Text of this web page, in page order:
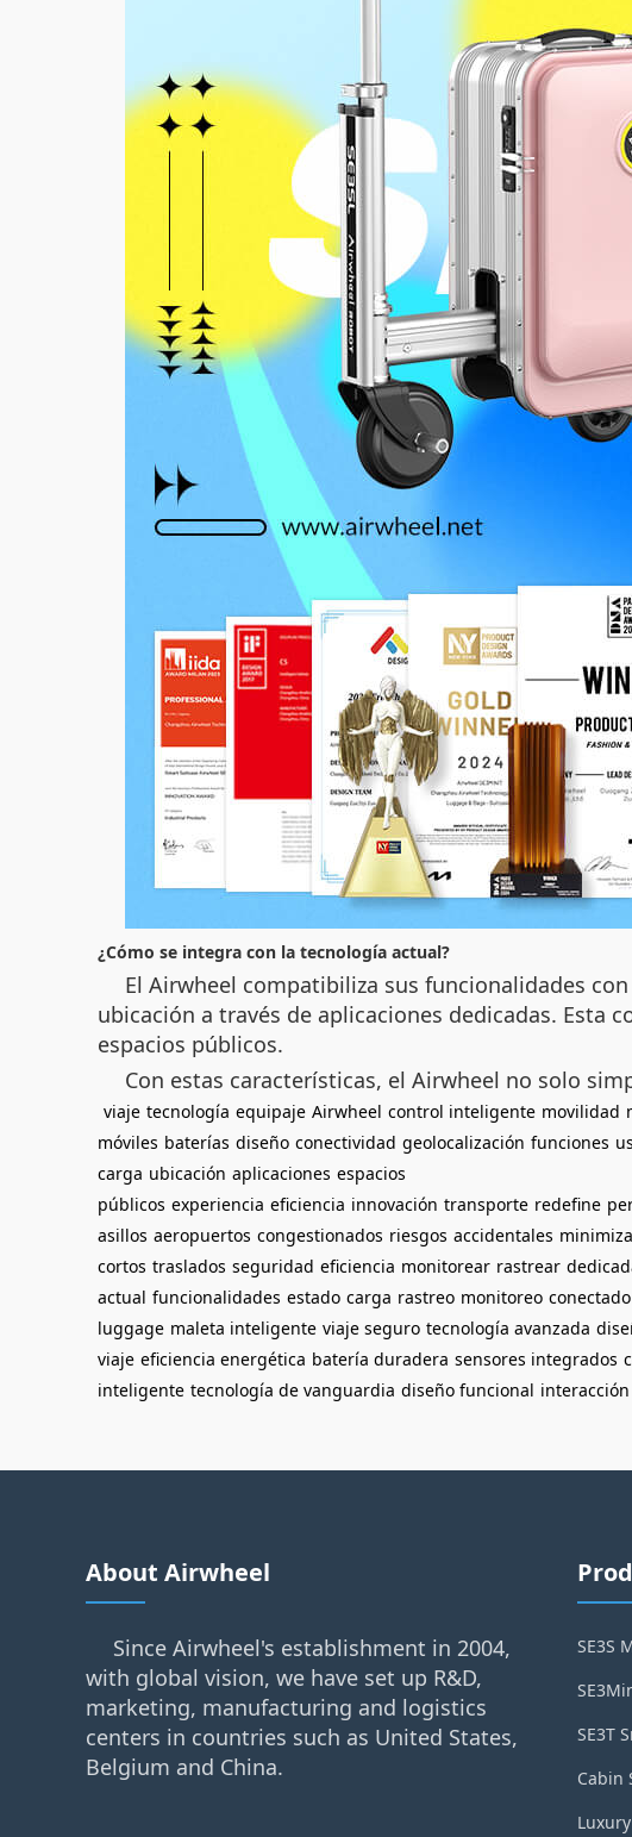
¿Cómo se integra con la tecnología actual?
El Airwheel compatibiliza sus funcionalidades
ubicación a través de aplicaciones dedicadas. Esta
espacios públicos.
Con estas características, el Airwheel no solo
viaje tecnología equipaje Airwheel control inteligente movilidad
móviles baterías diseño conectividad geolocalización funciones
carga ubicación aplicaciones espacios
públicos experiencia eficiencia innovación transporte redefine
asillos aeropuertos congestionados riesgos accidentales minimiza
cortos traslados seguridad eficiencia monitorear rastrear
actual funcionalidades estado carga rastreo monitoreo conectado
luggage maleta inteligente viaje seguro tecnología avanzada
viaje eficiencia energética batería duradera sensores integrados
inteligente tecnología de vanguardia diseño funcional
About Airwheel
Since Airwheel's establishment in 2004,
with global vision, we have set up R&D,
marketing, manufacturing and logistics
centers in countries such as United States,
Belgium and China.
SE3S
SE3T
Cabin